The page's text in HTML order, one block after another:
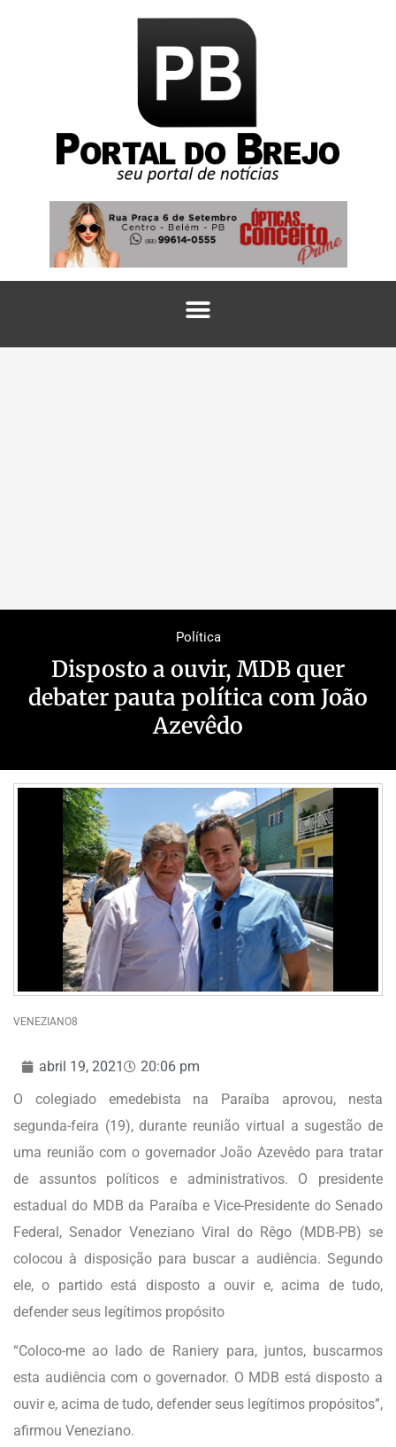
Política
Disposto a ouvir, MDB quer
debater pauta política com João
Azevêdo
VENEZIANO8
abril 19, 2021
20:06 pm
O colegiado emedebista na Paraíba aprovou, nesta
segunda-feira (19), durante reunião virtual a sugestão de
uma reunião com o governador João Azevêdo para tratar
de assuntos políticos e administrativos. O presidente
estadual do MDB da Paraíba e Vice-Presidente do Senado
Federal, Senador Veneziano Viral do Rêgo (MDB-PB) se
colocou à disposição para buscar a audiência. Segundo
ele, o partido está disposto a ouvir e, acima de tudo,
defender seus legítimos propósito
“Coloco-me ao lado de Raniery para, juntos, buscarmos
esta audiência com o governador. O MDB está disposto a
ouvir e, acima de tudo, defender seus legítimos propósitos”,
afirmou Veneziano.